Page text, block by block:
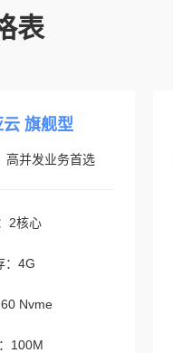
表
旗舰型
高并发业务首选
2核心
：4G
Nvme
100M